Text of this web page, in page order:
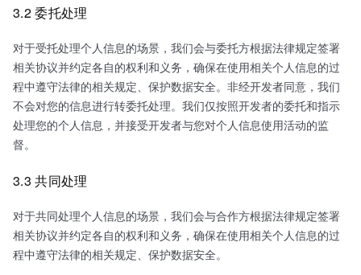
3.2 委托处理
对于受托处理个人信息的场景，我们会与委托方根据法律规定签署
相关协议并约定各自的权利和义务，确保在使用相关个人信息的过
程中遵守法律的相关规定、保护数据安全。非经开发者同意，我们
不会对您的信息进行转委托处理。我们仅按照开发者的委托和指示
处理您的个人信息，并接受开发者与您对个人信息使用活动的监
督。
3.3 共同处理
对于共同处理个人信息的场景，我们会与合作方根据法律规定签署
相关协议并约定各自的权利和义务，确保在使用相关个人信息的过
程中遵守法律的相关规定、保护数据安全。